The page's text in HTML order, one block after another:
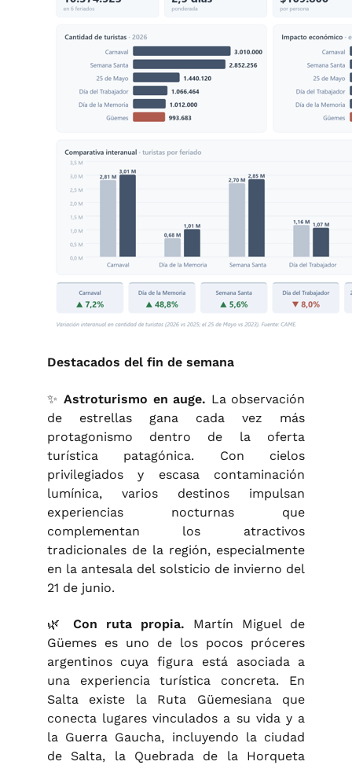
Destacados del fin de semana
✨ Astroturismo en auge. La observación
de estrellas gana cada vez más
protagonismo dentro de la oferta
turística patagónica. Con cielos
privilegiados y escasa contaminación
lumínica, varios destinos impulsan
experiencias nocturnas que
complementan los atractivos
tradicionales de la región, especialmente
en la antesala del solsticio de invierno del
21 de junio.
🌿 Con ruta propia. Martín Miguel de
Güemes es uno de los pocos próceres
argentinos cuya figura está asociada a
una experiencia turística concreta. En
Salta existe la Ruta Güemesiana que
conecta lugares vinculados a su vida y a
la Guerra Gaucha, incluyendo la ciudad
de Salta, la Quebrada de la Horqueta